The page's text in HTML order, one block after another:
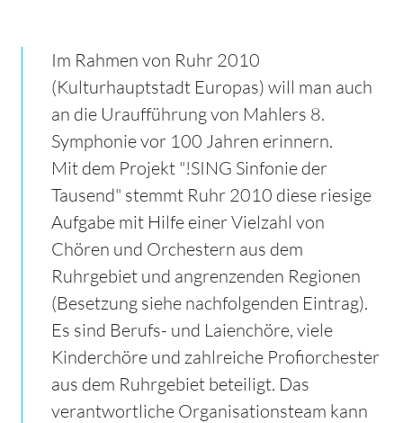
Im Rahmen von Ruhr 2010
(Kulturhauptstadt Europas) will man auch
an die Uraufführung von Mahlers 8.
Symphonie vor 100 Jahren erinnern.
Mit dem Projekt "!SING Sinfonie der
Tausend" stemmt Ruhr 2010 diese riesige
Aufgabe mit Hilfe einer Vielzahl von
Chören und Orchestern aus dem
Ruhrgebiet und angrenzenden Regionen
(Besetzung siehe nachfolgenden Eintrag).
Es sind Berufs- und Laienchöre, viele
Kinderchöre und zahlreiche Profiorchester
aus dem Ruhrgebiet beteiligt. Das
verantwortliche Organisationsteam kann